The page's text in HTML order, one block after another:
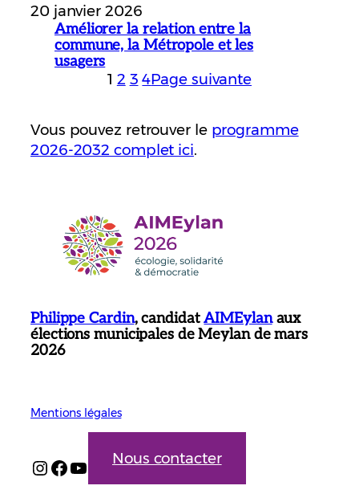
20 janvier 2026
Améliorer la relation entre la
commune, la Métropole et les
usagers
1 2 3 4Page suivante
Vous pouvez retrouver le programme
2026-2032 complet ici.
Philippe Cardin, candidatAIMEylanaux
élections municipales de Meylan de mars
2026
Mentions légales
Instagram
Facebook
YouTubeNous contacter